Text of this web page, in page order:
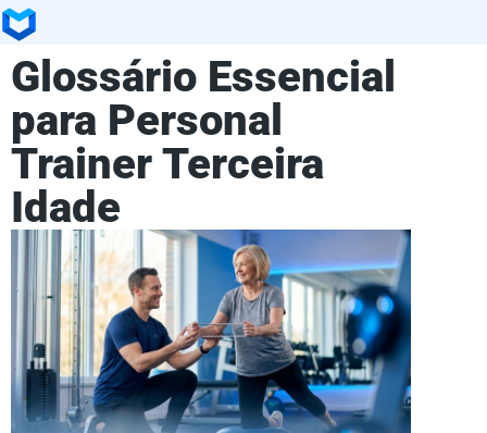
Glossário Essencial
para Personal
Trainer Terceira
Idade